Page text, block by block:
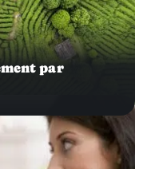
par